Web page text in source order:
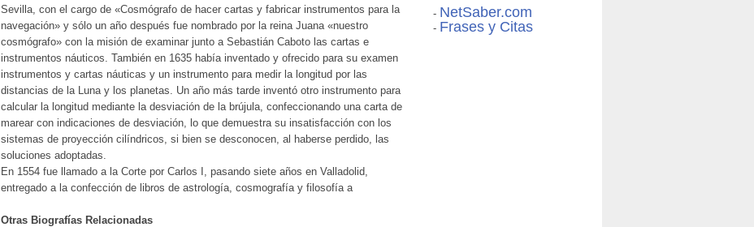
Sevilla, con el cargo de «Cosmógrafo de hacer cartas y fabricar instrumentos para la
navegación» y sólo un año después fue nombrado por la reina Juana «nuestro
cosmógrafo» con la misión de examinar junto a Sebastián Caboto las cartas e
instrumentos náuticos. También en 1635 había inventado y ofrecido para su examen
instrumentos y cartas náuticas y un instrumento para medir la longitud por las
distancias de la Luna y los planetas. Un año más tarde inventó otro instrumento para
calcular la longitud mediante la desviación de la brújula, confeccionando una carta de
marear con indicaciones de desviación, lo que demuestra su insatisfacción con los
sistemas de proyección cilíndricos, si bien se desconocen, al haberse perdido, las
soluciones adoptadas.
En 1554 fue llamado a la Corte por Carlos I, pasando siete años en Valladolid,
entregado a la confección de libros de astrología, cosmografía y filosofía a
Otras Biografías Relacionadas
- NetSaber.com
- Frases y Citas